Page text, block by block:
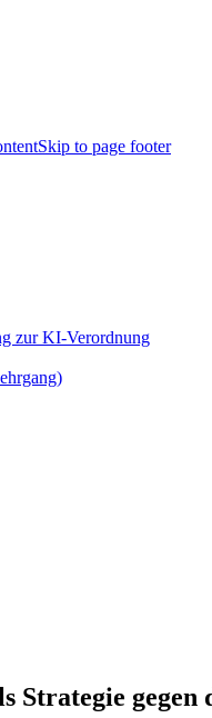
Skip to page footer
zur KI-Verordnung
Strategie gegen